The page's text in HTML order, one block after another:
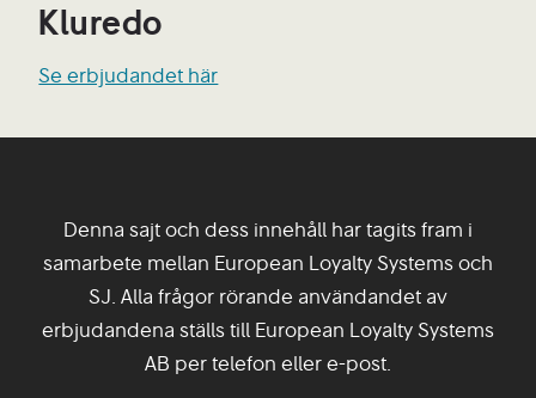
Kluredo
Se erbjudandet här
Denna sajt och dess innehåll har tagits fram i
samarbete mellan European Loyalty Systems och
SJ. Alla frågor rörande användandet av
erbjudandena ställs till European Loyalty Systems
AB per telefon eller e-post.